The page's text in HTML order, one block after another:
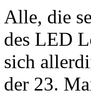
Alle, die
des LED
sich
der 23.